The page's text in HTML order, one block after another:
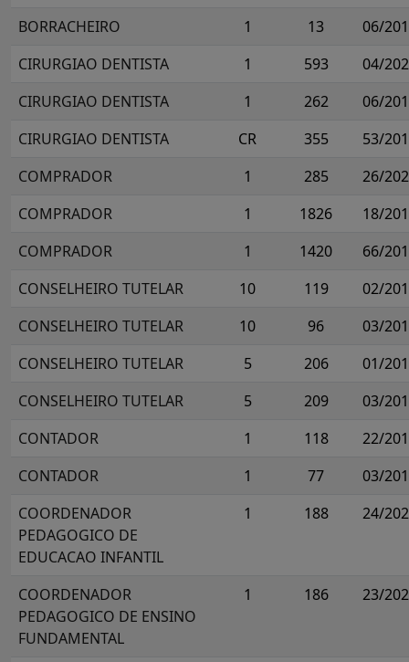
BORRACHEIRO
1 13
06/
CIRURGIAO DENTISTA
1 593
04/
CIRURGIAO DENTISTA
1 262
06/
CIRURGIAO DENTISTA
CR 355
53/
COMPRADOR
1 285
26/
COMPRADOR
1 1826
18/
COMPRADOR
1 1420
66/
CONSELHEIRO TUTELAR
10 119
02/
CONSELHEIRO TUTELAR
10 96
03/
CONSELHEIRO TUTELAR
5 206
01/
CONSELHEIRO TUTELAR
5 209
03/
CONTADOR
1 118
22/
CONTADOR
1 77
03/
COORDENADOR
PEDAGOGICO DE
EDUCACAO INFANTIL
1 188 24/
COORDENADOR
PEDAGOGICO DE ENSINO
FUNDAMENTAL
1 186 23/